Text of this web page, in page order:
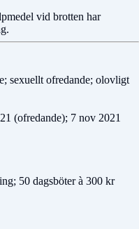
vid brotten har
sexuellt ofredande; olovligt
(ofredande); 7 nov 2021
50 dagsböter à 300 kr